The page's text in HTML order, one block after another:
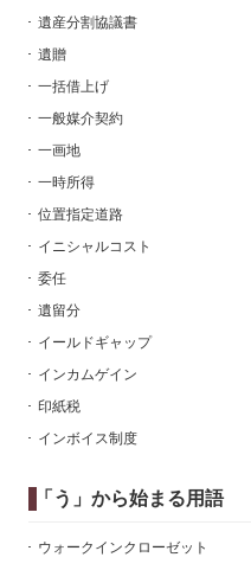
遺産分割協議書
遺贈
一括借上げ
一般媒介契約
一画地
一時所得
位置指定道路
イニシャルコスト
委任
遺留分
イールドギャップ
インカムゲイン
印紙税
インボイス制度
「う」から始まる用語
ウォークインクローゼット